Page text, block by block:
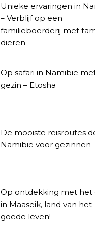
Unieke ervaringen in
– Verblijf op een
familieboerderij met
dieren
Op safari in Namibie
gezin – Etosha
De mooiste reisroutes
Namibië voor gezinnen
Op ontdekking met het
in Maaseik, land van het
goede leven!